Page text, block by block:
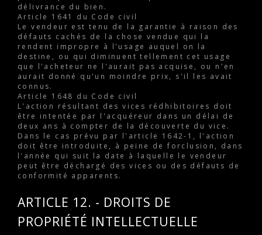
délivrance du bien.
Article 1641 du Code civil
Le vendeur est tenu de la garantie à raison des
défauts cachés de la chose vendue qui la
rendent impropre à l'usage auquel on la
destine, ou qui diminuent tellement cet usage
que l'acheteur ne l'aurait pas acquise, ou n'en
aurait donné qu'un moindre prix, s'il les avait
connus.
Article 1648 du Code civil
L'action résultant des vices rédhibitoires doit
être intentée par l'acquéreur dans un délai de
deux ans à compter de la découverte du vice.
Dans le cas prévu par l'article 1642-1, l'action
doit être introduite, à peine de forclusion, dans
l'année qui suit la date à laquelle le vendeur
peut être déchargé des vices ou des défauts de
conformité apparents.
ARTICLE 12. - DROITS DE
PROPRIÉTÉ INTELLECTUELLE